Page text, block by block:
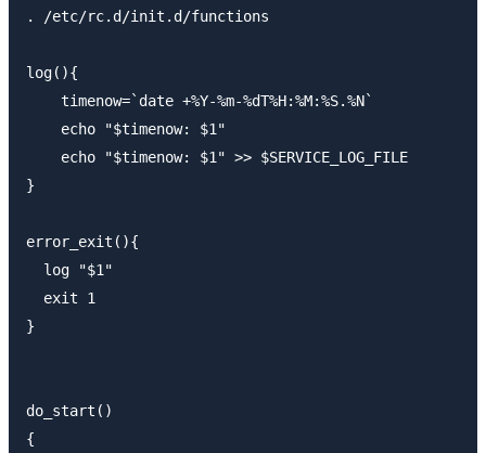
. /etc/rc.d/init.d/functions
log(){
    timenow=`date +%Y-%m-%dT%H:%M:%S.%N`
    echo "$timenow: $1"
    echo "$timenow: $1" >> $SERVICE_LOG_FILE
}
error_exit(){
  log "$1"
  exit 1
}
do_start()
{